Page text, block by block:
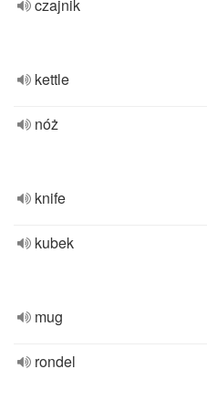
czajnik
kettle
nóż
knife
kubek
mug
rondel